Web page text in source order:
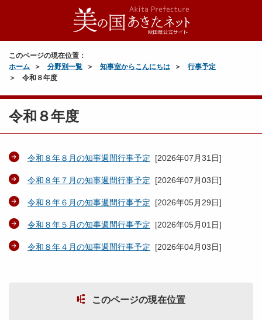
このページの現在位置：
ホーム
分野別一覧 知事室からこんにちは
行事予定
令和８年度
令和８年度
令和８年８月の知事週間行事予定 [2026年07月31日]
令和８年７月の知事週間行事予定 [2026年07月03日]
令和８年６月の知事週間行事予定 [2026年05月29日]
令和８年５月の知事週間行事予定 [2026年05月01日]
令和８年４月の知事週間行事予定 [2026年04月03日]
このページの現在位置